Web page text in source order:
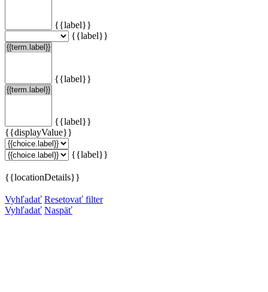
{{label}}
{{label}}
{{label}}
{{label}}
{{displayValue}}
{{label}}
{{locationDetails}}
Vyhľadať Resetovať filter
Vyhľadať Naspäť